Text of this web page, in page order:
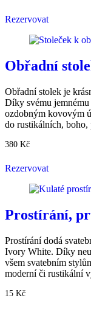
Rezervovat
Obřadní
Obřadní stolek je
Díky svému jemnému
ozdobným kovovým
do rustikálních, boho,
380 Kč
Rezervovat
Prostírání,
Prostírání dodá
Ivory White. Díky
všem svatebním
moderní či rustikální
15 Kč